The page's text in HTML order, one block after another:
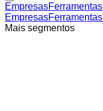
EmpresasFerramentas
EmpresasFerramentas
Mais segmentos